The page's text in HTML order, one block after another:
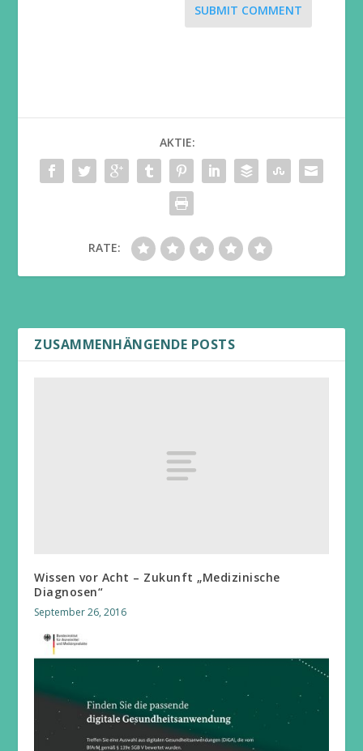
SUBMIT COMMENT
AKTIE:
RATE:
ZUSAMMENHÄNGENDE POSTS
Wissen vor Acht – Zukunft „Medizinische
Diagnosen“
September 26, 2016